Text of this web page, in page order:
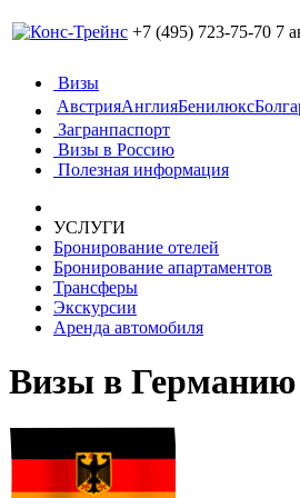
+7 (495) 723-75-70 7
Визы
АвстрияАнглияБенилюкс
Загранпаспорт
Визы в Россию
Полезная информация
УСЛУГИ
Бронирование отелей
Бронирование апартаментов
Трансферы
Экскурсии
Аренда автомобиля
Визы в Германию